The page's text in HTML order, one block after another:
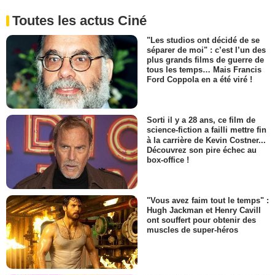
Toutes les actus Ciné
"Les studios ont décidé de se
séparer de moi" : c’est l’un des
plus grands films de guerre de
tous les temps… Mais Francis
Ford Coppola en a été viré !
Sorti il y a 28 ans, ce film de
science-fiction a failli mettre fin
à la carrière de Kevin Costner...
Découvrez son pire échec au
box-office !
"Vous avez faim tout le temps" :
Hugh Jackman et Henry Cavill
ont souffert pour obtenir des
muscles de super-héros